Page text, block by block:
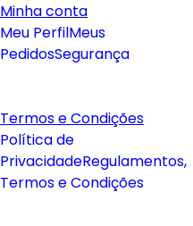
Minha conta
Meu PerfilMeus
PedidosSegurança
Termos e Condições
Política de
PrivacidadeRegulamentos,
Termos e Condições